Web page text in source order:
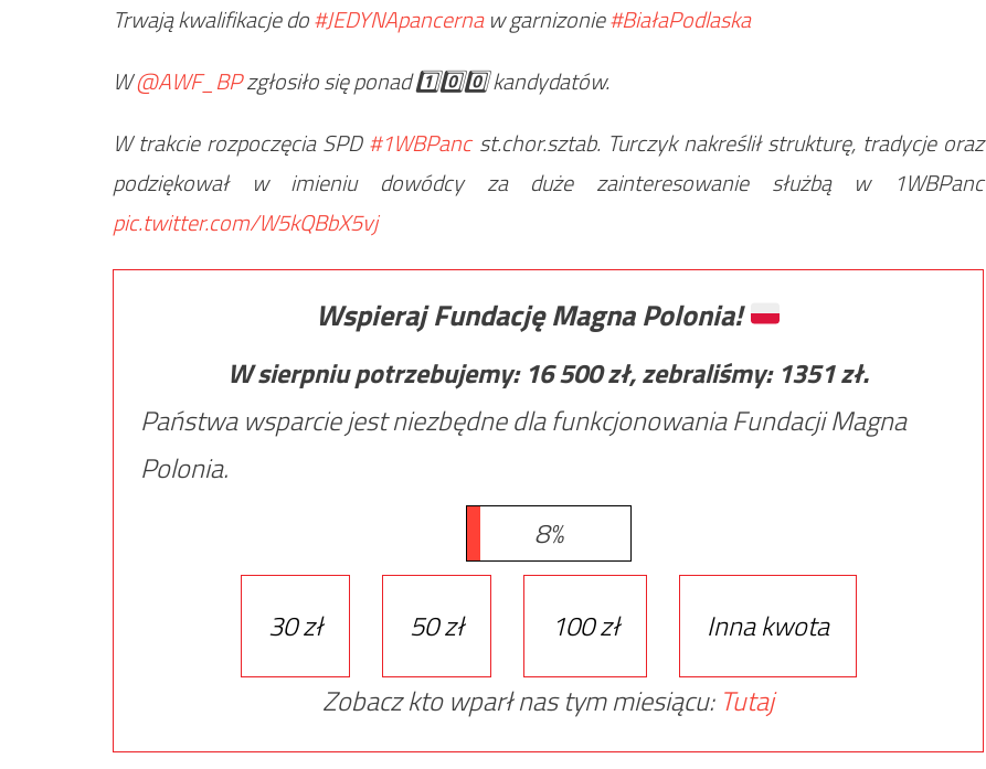
Trwają kwalifikacje do#JEDYNApancernaw garnizonie#BiałaPodlaska
W@AWF_BPzgłosiło się ponad 1️⃣0️⃣0️⃣ kandydatów.
W trakcie rozpoczęcia SPD#1WBPancst.chor.sztab. Turczyk nakreślił strukturę, tradycje oraz
podziękował w imieniu dowódcy za duże zainteresowanie służbą w 1WBPanc
pic.twitter.com/W5kQBbX5vj
Wspieraj Fundację Magna Polonia!
W sierpniu potrzebujemy: 16 500zł, zebraliśmy: 1351zł.
Państwa wsparcie jest niezbędne dla funkcjonowania Fundacji Magna
Polonia.
8%
30 zł 50 zł 100 zł
Inna kwota
Zobacz kto wparł nas tym miesiącu: Tutaj